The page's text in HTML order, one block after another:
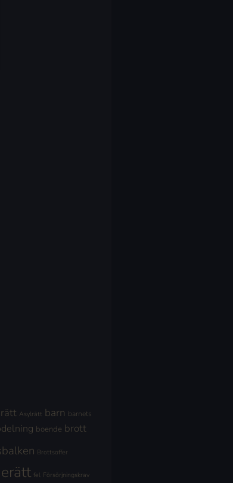
Asylrätt barn barnets
boende brott
Brottsoffer
fel Försörjningskrav